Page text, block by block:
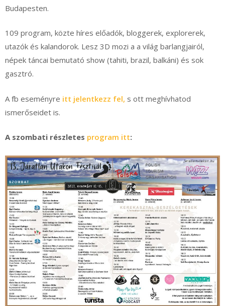
Budapesten.
109 program, közte híres előadók, bloggerek, explorerek,
utazók és kalandorok. Lesz 3D mozi a a világ barlangjairól,
népek táncai bemutató show (tahiti, brazil, balkáni) és sok
gasztró.
A fb eseményre itt jelentkezz fel, s ott meghívhatod
ismerőseidet is.
A szombati részletes program itt: